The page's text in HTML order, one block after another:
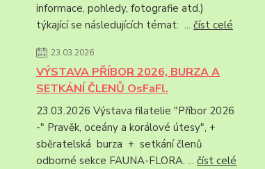
informace, pohledy, fotografie atd.)
týkající se následujících témat: ... číst celé
23.03.2026
VÝSTAVA PŘÍBOR 2026, BURZA A
SETKÁNÍ ČLENŮ OsFaFl.
23.03.2026 Výstava filatelie "Příbor 2026
-" Pravěk, oceány a korálové útesy", +
sběratelská burza + setkání členů
odborné sekce FAUNA-FLORA. ... číst celé